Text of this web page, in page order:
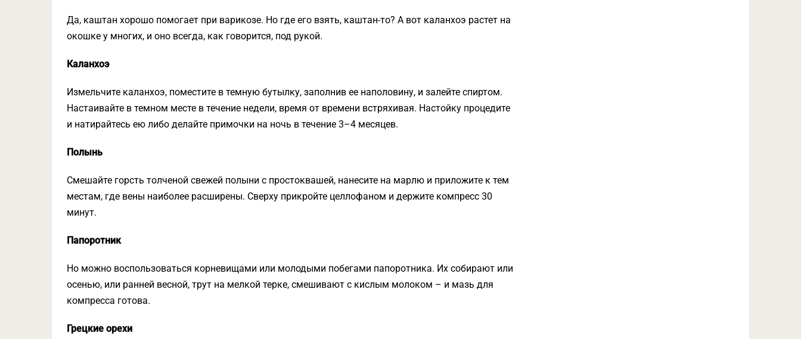
Да, каштан хорошо помогает при варикозе. Но где его взять, каштан-то? А вот каланхоэ растет на
окошке у многих, и оно всегда, как говорится, под рукой.
Каланхоэ
Измельчите каланхоэ, поместите в темную бутылку, заполнив ее наполовину, и залейте спиртом.
Настаивайте в темном месте в течение недели, время от времени встряхивая. Настойку процедите
и натирайтесь ею либо делайте примочки на ночь в течение 3–4 месяцев.
Полынь
Смешайте горсть толченой свежей полыни с простоквашей, нанесите на марлю и приложите к тем
местам, где вены наиболее расширены. Сверху прикройте целлофаном и держите компресс 30
минут.
Папоротник
Но можно воспользоваться корневищами или молодыми побегами папоротника. Их собирают или
осенью, или ранней весной, трут на мелкой терке, смешивают с кислым молоком – и мазь для
компресса готова.
Грецкие орехи